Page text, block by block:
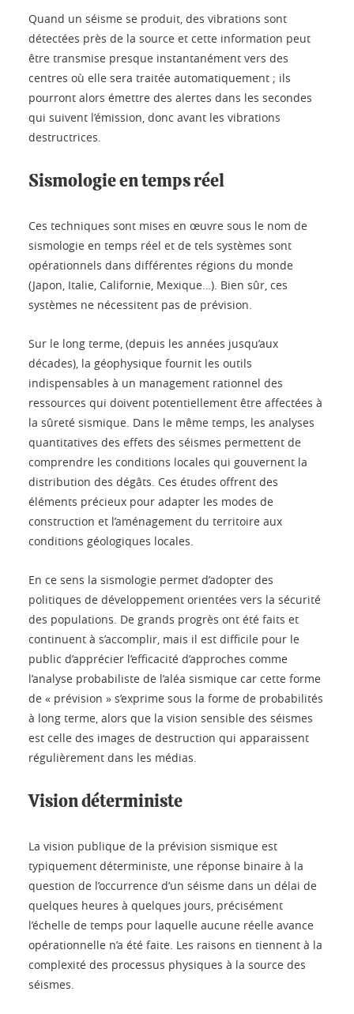
Quand un séisme se produit, des vibrations sont
détectées près de la source et cette information peut
être transmise presque instantanément vers des
centres où elle sera traitée automatiquement ; ils
pourront alors émettre des alertes dans les secondes
qui suivent l’émission, donc avant les vibrations
destructrices.
Sismologie en temps réel
Ces techniques sont mises en œuvre sous le nom de
sismologie en temps réel et de tels systèmes sont
opérationnels dans différentes régions du monde
(Japon, Italie, Californie, Mexique…). Bien sûr, ces
systèmes ne nécessitent pas de prévision.
Sur le long terme, (depuis les années jusqu’aux
décades), la géophysique fournit les outils
indispensables à un management rationnel des
ressources qui doivent potentiellement être affectées à
la sûreté sismique. Dans le même temps, les analyses
quantitatives des effets des séismes permettent de
comprendre les conditions locales qui gouvernent la
distribution des dégâts. Ces études offrent des
éléments précieux pour adapter les modes de
construction et l’aménagement du territoire aux
conditions géologiques locales.
En ce sens la sismologie permet d’adopter des
politiques de développement orientées vers la sécurité
des populations. De grands progrès ont été faits et
continuent à s’accomplir, mais il est difficile pour le
public d’apprécier l’efficacité d’approches comme
l’analyse probabiliste de l’aléa sismique car cette forme
de « prévision » s’exprime sous la forme de probabilités
à long terme, alors que la vision sensible des séismes
est celle des images de destruction qui apparaissent
régulièrement dans les médias.
Vision déterministe
La vision publique de la prévision sismique est
typiquement déterministe, une réponse binaire à la
question de l’occurrence d’un séisme dans un délai de
quelques heures à quelques jours, précisément
l’échelle de temps pour laquelle aucune réelle avance
opérationnelle n’a été faite. Les raisons en tiennent à la
complexité des processus physiques à la source des
séismes.